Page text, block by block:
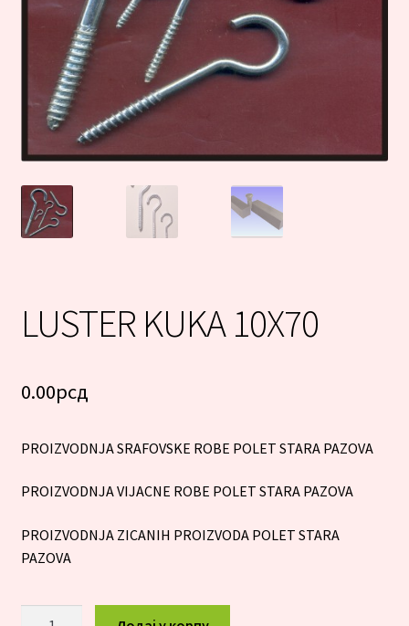
LUSTER KUKA 10X70
0.00рсд
PROIZVODNJA SRAFOVSKE ROBE POLET STARA PAZOVA
PROIZVODNJA VIJACNE ROBE POLET STARA PAZOVA
PROIZVODNJA ZICANIH PROIZVODA POLET STARA
PAZOVA